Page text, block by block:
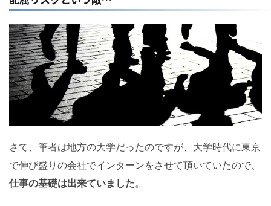
さて、筆者は地方の大学だったのですが、大学時代に東京
で伸び盛りの会社でインターンをさせて頂いていたので、
仕事の基礎は出来ていました。